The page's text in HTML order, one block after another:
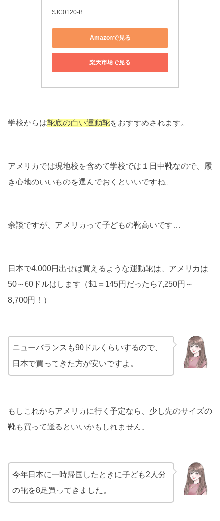
SJC0120-B
Amazonで見る
楽天市場で見る
学校からは靴底の白い運動靴をおすすめされます。
アメリカでは現地校を含めて学校では１日中靴なので、履
き心地のいいものを選んでおくといいですね。
余談ですが、アメリカって子どもの靴高いです…
日本で4,000円出せば買えるような運動靴は、アメリカは
50～60ドルはします（$1＝145円だったら7,250円～
8,700円！）
ニューバランスも90ドルくらいするので、
日本で買ってきた方が安いですよ。
もしこれからアメリカに行く予定なら、少し先のサイズの
靴も買って送るといいかもしれません。
今年日本に一時帰国したときに子ども2人分
の靴を8足買ってきました。